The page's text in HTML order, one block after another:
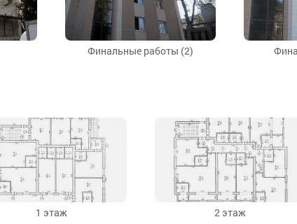
Финальные работы (2)
1 этаж 2 этаж